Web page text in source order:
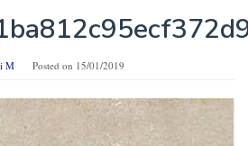
M Posted on 15/01/2019